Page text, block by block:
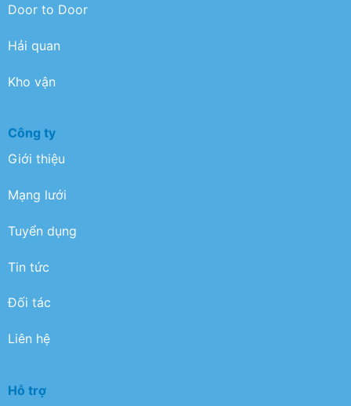
Door to Door
Hải quan
Kho vận
Công ty
Giới thiệu
Mạng lưới
Tuyển dụng
Tin tức
Đối tác
Liên hệ
Hỗ trợ